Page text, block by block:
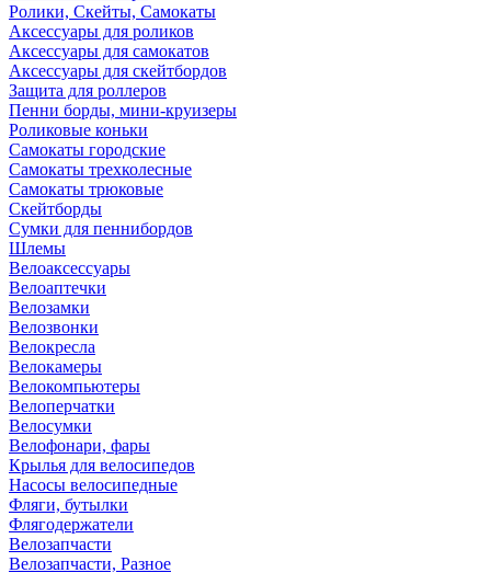
Ролики, Скейты, Самокаты
Аксессуары для роликов
Аксессуары для самокатов
Аксессуары для скейтбордов
Защита для роллеров
Пенни борды, мини-круизеры
Роликовые коньки
Самокаты городские
Самокаты трехколесные
Самокаты трюковые
Скейтборды
Сумки для пеннибордов
Шлемы
Велоаксессуары
Велоаптечки
Велозамки
Велозвонки
Велокресла
Велокамеры
Велокомпьютеры
Велоперчатки
Велосумки
Велофонари, фары
Крылья для велосипедов
Насосы велосипедные
Фляги, бутылки
Флягодержатели
Велозапчасти
Велозапчасти, Разное